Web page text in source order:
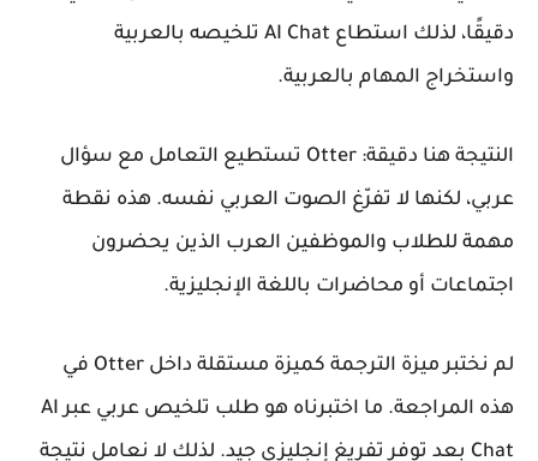
دقيقًا، لذلك استطاع AI Chat تلخيصه بالعربية
واستخراج المهام بالعربية.
النتيجة هنا دقيقة: Otter تستطيع التعامل مع سؤال
عربي، لكنها لا تفرّغ الصوت العربي نفسه. هذه نقطة
مهمة للطلاب والموظفين العرب الذين يحضرون
اجتماعات أو محاضرات باللغة الإنجليزية.
لم نختبر ميزة الترجمة كميزة مستقلة داخل Otter في
هذه المراجعة. ما اختبرناه هو طلب تلخيص عربي عبر AI
Chat بعد توفر تفريغ إنجليزي جيد. لذلك لا نعامل نتيجة